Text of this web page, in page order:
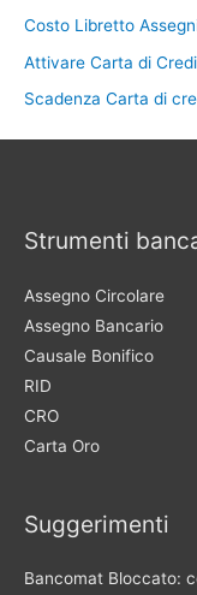
Costo Libretto
Attivare Carta di
Scadenza Carta di
Strumenti
Assegno Circolare
Assegno Bancario
Causale Bonifico
RID
CRO
Carta Oro
Suggerimenti
Bancomat Bloccato: